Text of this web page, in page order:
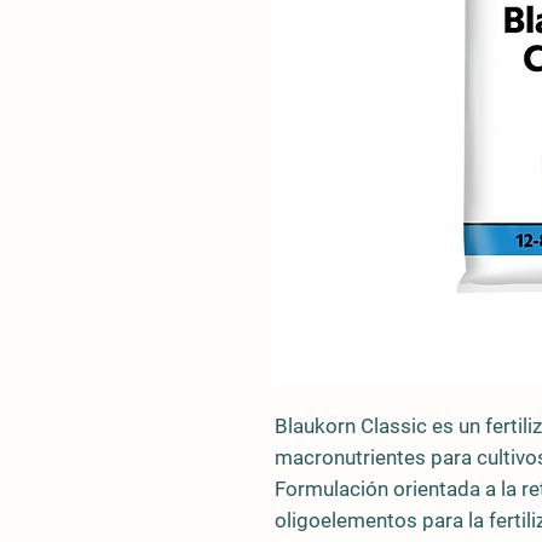
Blaukorn Classic es un
macronutrientes para
Formulación orientada a la
oligoelementos para la